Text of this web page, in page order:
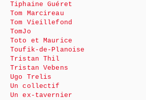
Tiphaine Guéret
Tom Marcireau
Tom Vieillefond
TomJo
Toto et Maurice
Toufik-de-Planoise
Tristan Thil
Tristan Vebens
Ugo Trelis
Un collectif
Un ex-tavernier